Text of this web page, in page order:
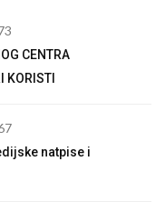
CENTRA
KORISTI
natpise i